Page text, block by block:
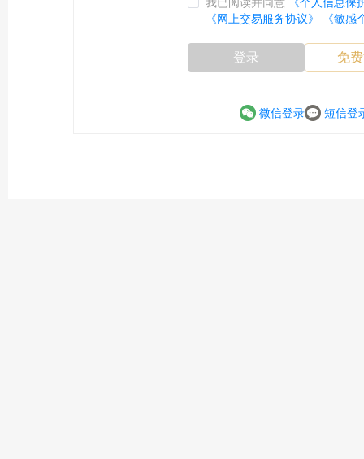
《网上交易服务协议》
《敏
登录 免
微信登录 短信登